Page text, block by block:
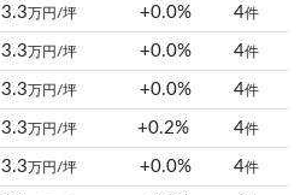
3.3 万円/坪 +0.0% 4件
3.3 万円/坪 +0.0% 4件
3.3 万円/坪 +0.0% 4件
3.3 万円/坪 +0.2% 4件
3.3 万円/坪 +0.0% 4件